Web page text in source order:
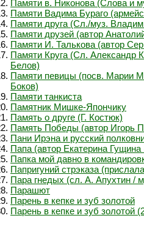
Памяти в. Никонова (Слова и
Памяти Вадима Бураго
Памяти друга (Сл./муз.
Памяти друзей (автор
Памяти И. Талькова (автор
Памяти Круга (Сл. Александр
Белов)
Памяти певицы (посв. Марии
Боков)
Памяти танкиста
Памятник Мишке-Япончику
Память о друге (Г. Костюк)
Память Победы (автор Игорь
Пани Ирэна и русский
Папа (автор Екатерина
Папка мой давно в
Папригуний стрэказа
Пара гнедых (сл. А. Апухтин /
Парашют
Парень в кепке и зуб золотой
Парень в кепке и зуб золотой